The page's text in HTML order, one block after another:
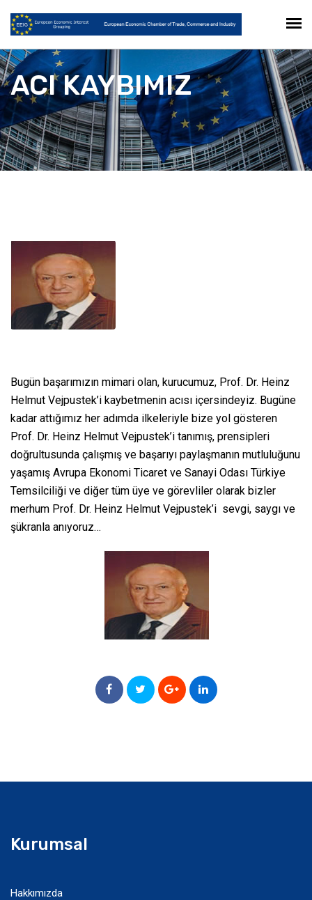
ACI KAYBIMIZ
Bugün başarımızın mimari olan, kurucumuz, Prof. Dr. Heinz
Helmut Vejpustek’i kaybetmenin acısı içersindeyiz. Bugüne
kadar attığımız her adımda ilkeleriyle bize yol gösteren
Prof. Dr. Heinz Helmut Vejpustek’i tanımış, prensipleri
doğrultusunda çalışmış ve başarıyı paylaşmanın mutluluğunu
yaşamış Avrupa Ekonomi Ticaret ve Sanayi Odası Türkiye
Temsilciliği ve diğer tüm üye ve görevliler olarak bizler
merhum Prof. Dr. Heinz Helmut Vejpustek’i sevgi, saygı ve
şükranla anıyoruz…
Kurumsal
Hakkımızda